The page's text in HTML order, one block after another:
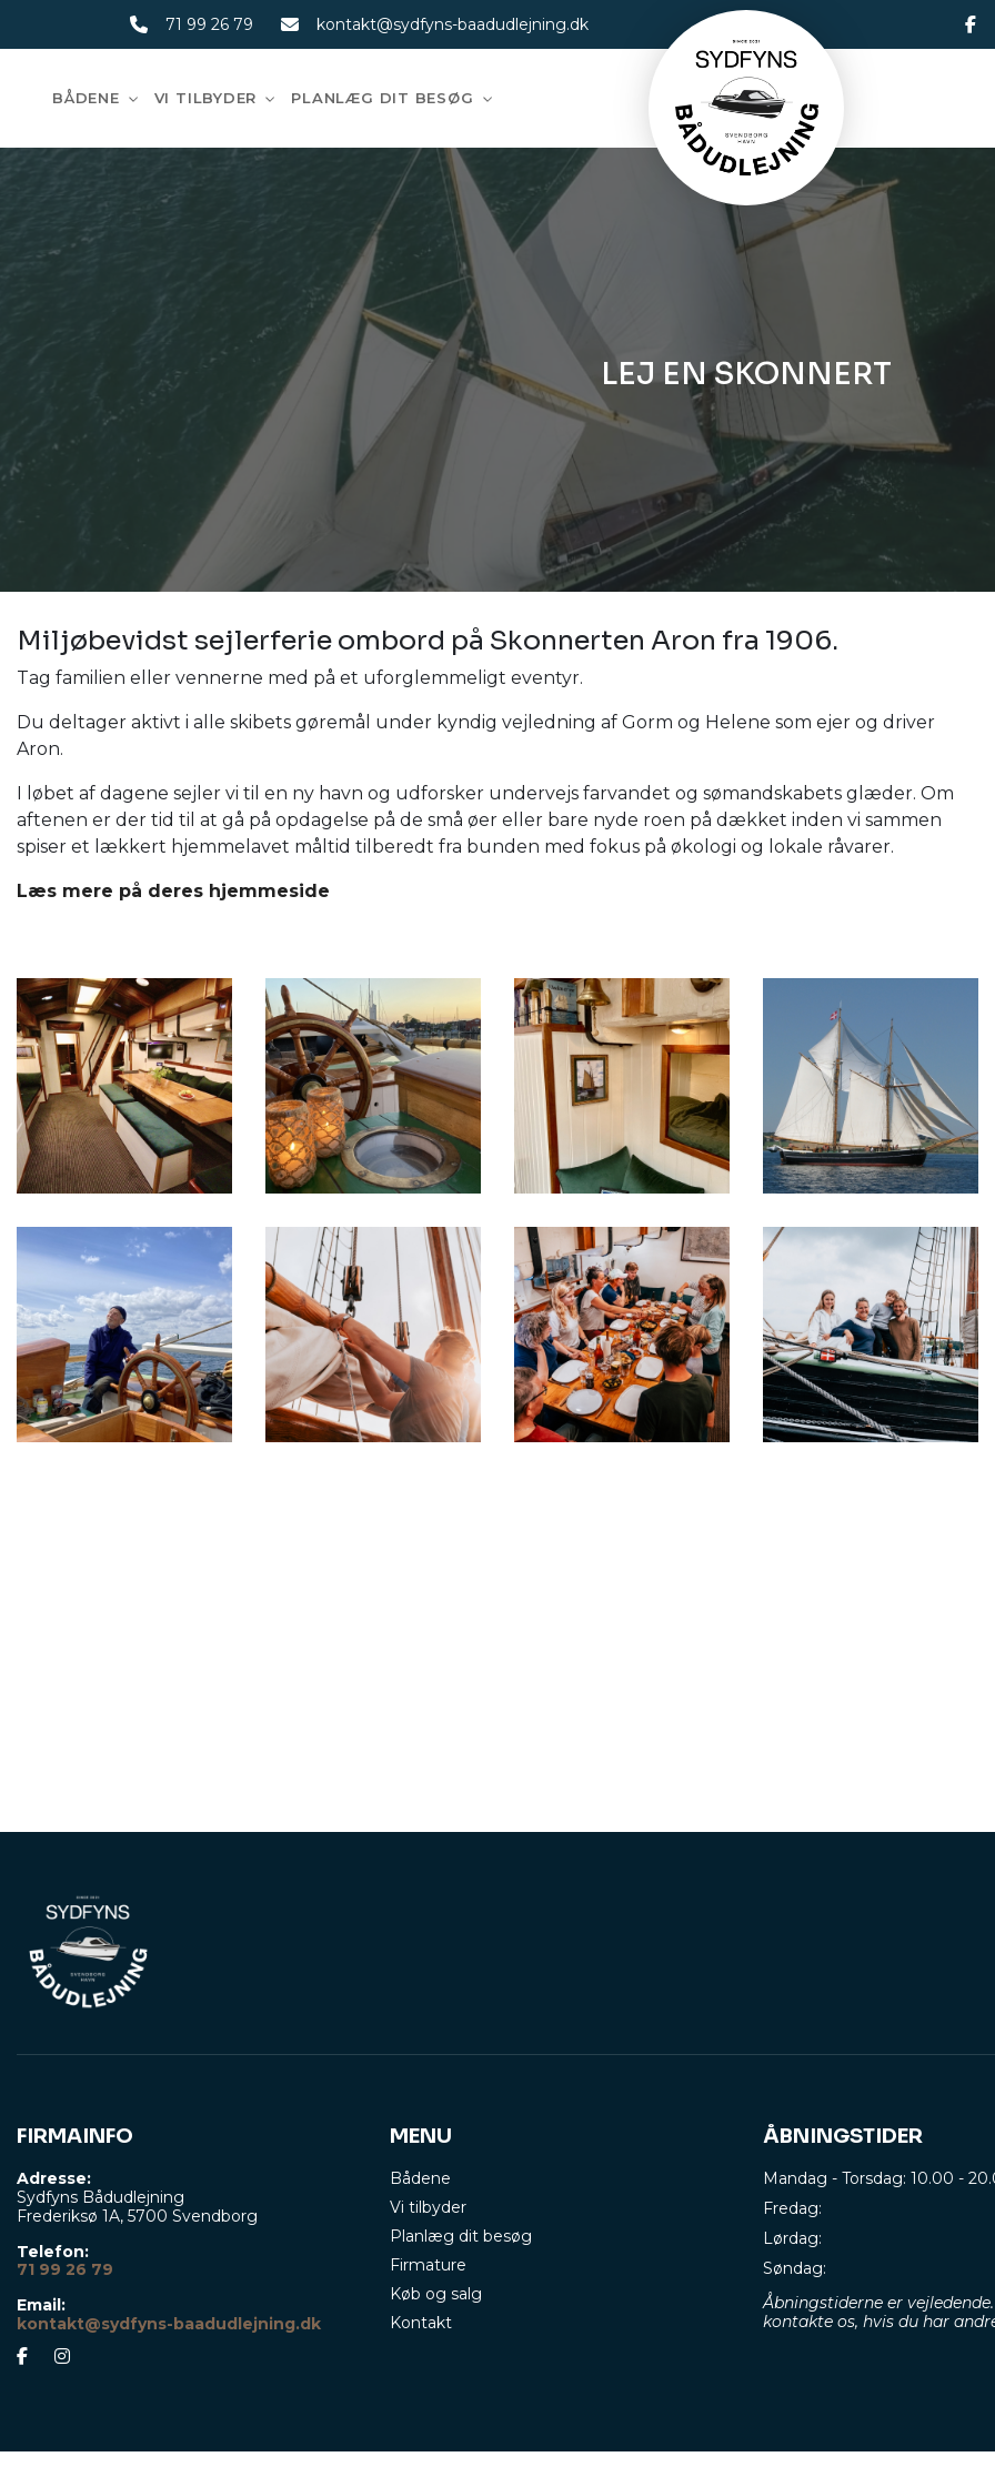
71 99 26 79 kontakt@sydfyns-baadudlejning.dk
BÅDENE VI TILBYDER PLANLÆG DIT BESØG
LEJ EN SKONNERT
Miljøbevidst sejlerferie ombord på Skonnerten Aron fra 1906.
Tag familien eller vennerne med på et uforglemmeligt eventyr.
Du deltager aktivt i alle skibets gøremål under kyndig vejledning af Gorm og Helene som ejer og driver
Aron.
I løbet af dagene sejler vi til en ny havn og udforsker undervejs farvandet og sømandskabets glæder. Om
aftenen er der tid til at gå på opdagelse på de små øer eller bare nyde roen på dækket inden vi sammen
spiser et lækkert hjemmelavet måltid tilberedt fra bunden med fokus på økologi og lokale råvarer.
Læs mere på deres hjemmeside
FIRMAINFO
Adresse:
Sydfyns Bådudlejning
Frederiksø 1A, 5700 Svendborg
Telefon:
71 99 26 79
Email:
kontakt@sydfyns-baadudlejning.dk
MENU
Bådene
Vi tilbyder
Planlæg dit besøg
Firmature
Køb og salg
Kontakt
ÅBNINGSTIDER
Mandag - Torsdag: 10.00 -
Fredag:
Lørdag:
Søndag:
Åbningstiderne er
kontakte os, hvis du har